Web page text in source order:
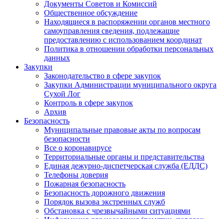
Документы Советов и Комиссий
Общественное обсуждение
Находящиеся в распоряжении органов местного
самоуправления сведения, подлежащие
предоставлению с использованием координат
Политика в отношении обработки персональных
данных
Закупки
Законодательство в сфере закупок
Закупки Администрации муниципального округа
Сухой Лог
Контроль в сфере закупок
Архив
Безопасность
Муниципальные правовые акты по вопросам
безопасности
Все о коронавирусе
Территориальные органы и представительства
Единая дежурно-диспетчерская служба (ЕДДС)
Телефоны доверия
Пожарная безопасность
Безопасность дорожного движения
Порядок вызова экстренных служб
Обстановка с чрезвычайными ситуациями